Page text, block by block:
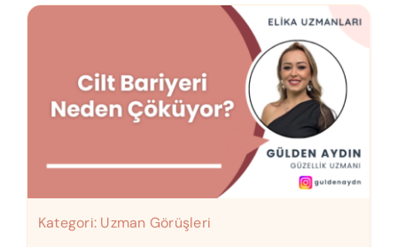
Kategori: Uzman Görüşleri